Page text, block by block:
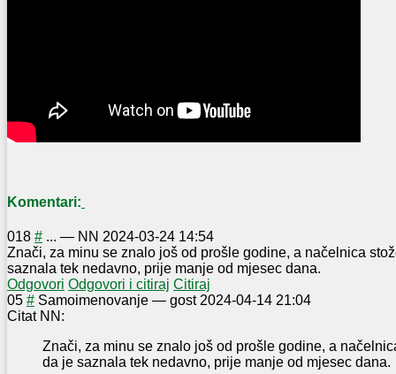
Komentari:
018 # ... — NN 2024-03-24 14:54
Znači, za minu se znalo još od prošle godine, a načelnica
saznala tek nedavno, prije manje od mjesec dana.
Odgovori Odgovori i citiraj Citiraj
05 # Samoimenovanje — gost 2024-04-14 21:04
Citat NN:
Znači, za minu se znalo još od prošle godine, a
da je saznala tek nedavno, prije manje od mjesec dana.